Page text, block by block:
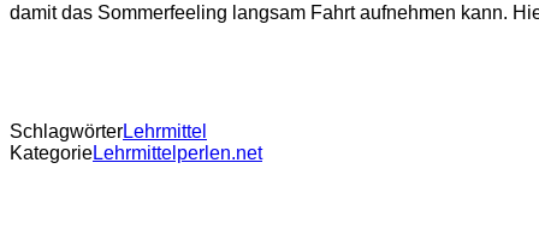
damit das Sommerfeeling langsam Fahrt aufnehmen kann.
SchlagwörterLehrmittel
KategorieLehrmittelperlen.net